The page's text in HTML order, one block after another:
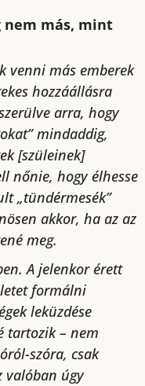
nem más, mint
venni más emberek
hozzáállásra
arra, hogy
mindaddig,
[szüleinek]
nőnie, hogy élhesse
„tündérmesék”
akkor, ha az az
meg.
A jelenkor érett
formálni
leküzdése
tartozik – nem
szóra, csak
valóban úgy